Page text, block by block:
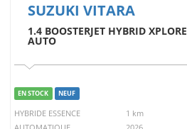
SUZUKI VITARA
1.4 BOOSTERJET HYBRID XPLORE
AUTO
EN STOCK NEUF
HYBRIDE ESSENCE
1 km